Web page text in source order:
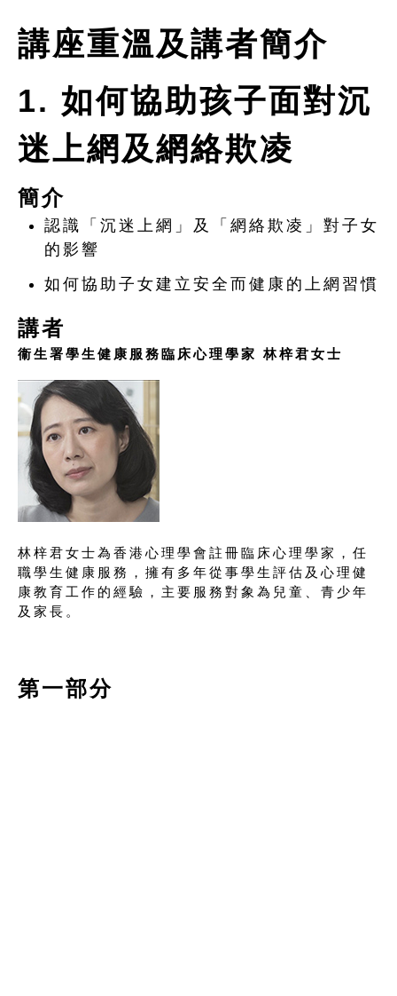
講座重溫及講者簡介
1. 如何協助孩子面對沉
迷上網及網絡欺凌
簡介
認識「沉迷上網」及「網絡欺凌」對子女
的影響
如何協助子女建立安全而健康的上網習慣
講者
衞生署學生健康服務臨床心理學家 林梓君女士
林梓君女士為香港心理學會註冊臨床心理學家，任
職學生健康服務，擁有多年從事學生評估及心理健
康教育工作的經驗，主要服務對象為兒童、青少年
及家長。
第一部分